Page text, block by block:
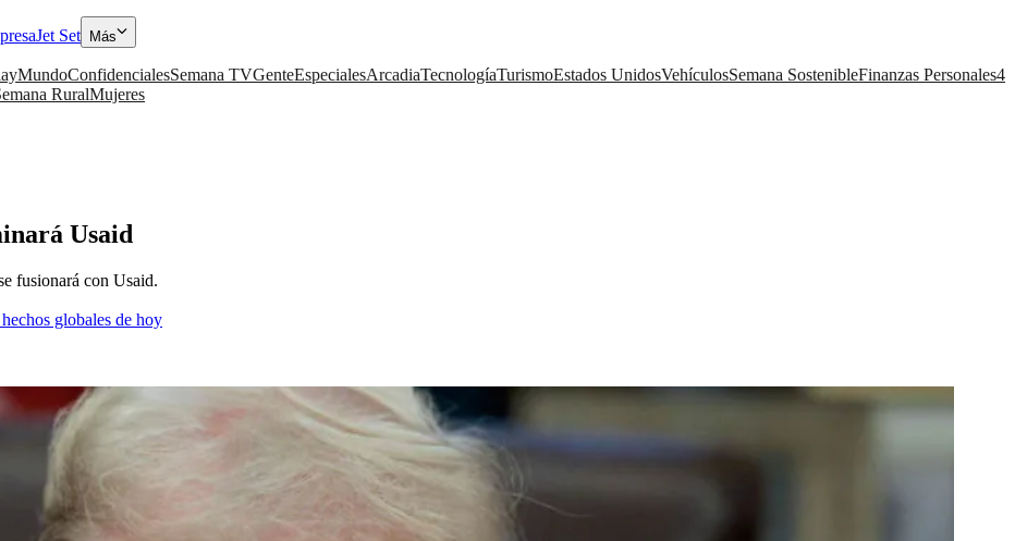
Jet Set Más
MundoConfidencialesSemana TVGenteEspecialesArcadiaTecnologíaTurismoEstados UnidosVehículosSemana SostenibleFinanzas Personales4
RuralMujeres
Usaid
fusionará con Usaid.
globales de hoy